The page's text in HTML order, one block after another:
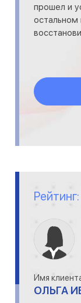
прошел и
остальном
Рейтинг:
Имя
ОЛЬГА